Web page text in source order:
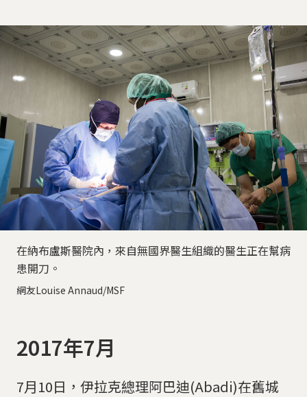
在納布盧斯醫院內，來自無國界醫生組織的醫生正在幫病
患開刀。
網友Louise Annaud/MSF
2017年7月
7月10日，伊拉克總理阿巴迪(Abadi)在舊城